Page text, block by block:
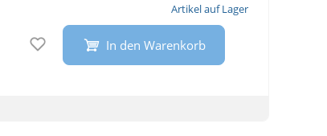
Artikel auf Lager
Auf den Merkzettel
In den Warenkorb